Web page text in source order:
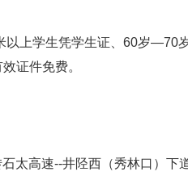
以上学生凭学生证、60岁—70
证件免费。
太高速--井陉西（秀林口）